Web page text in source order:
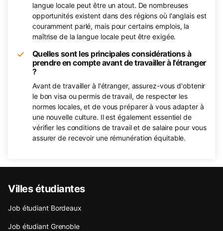
langue locale peut être un atout. De nombreuses
opportunités existent dans des régions où l'anglais est
couramment parlé, mais pour certains emplois, la
maîtrise de la langue locale peut être exigée.
Quelles sont les principales considérations à
prendre en compte avant de travailler à l'étranger
?
Avant de travailler à l'étranger, assurez-vous d'obtenir
le bon visa ou permis de travail, de respecter les
normes locales, et de vous préparer à vous adapter à
une nouvelle culture. Il est également essentiel de
vérifier les conditions de travail et de salaire pour vous
assurer de recevoir une rémunération équitable.
Villes étudiantes
Job étudiant Bordeaux
Job étudiant Grenoble